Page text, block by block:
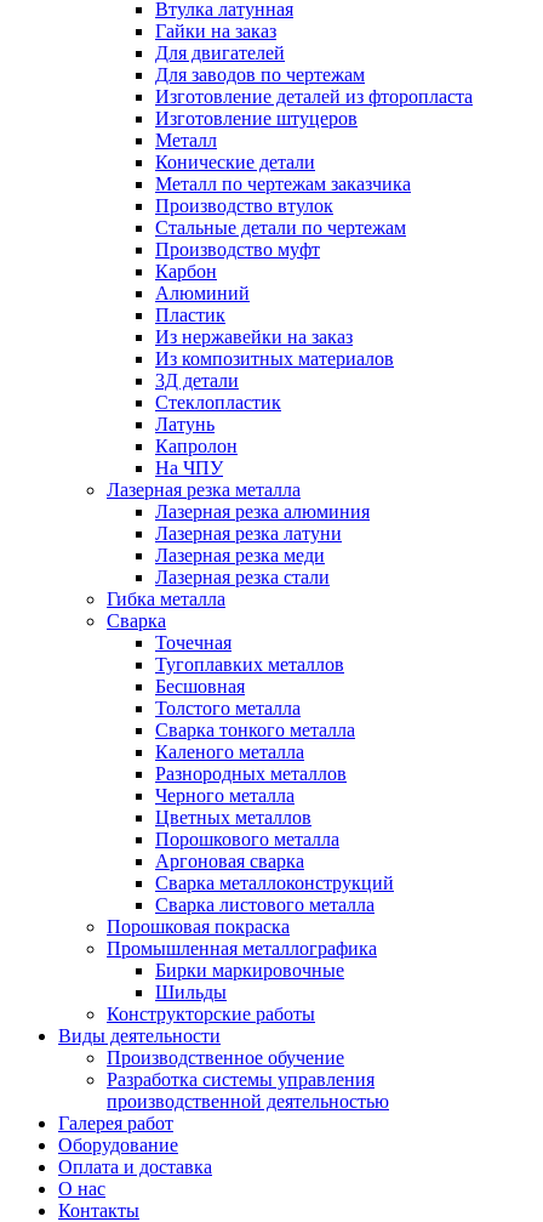
Втулка латунная
Гайки на заказ
Для двигателей
Для заводов по чертежам
Изготовление деталей из фторопласта
Изготовление штуцеров
Металл
Конические детали
Металл по чертежам заказчика
Производство втулок
Стальные детали по чертежам
Производство муфт
Карбон
Алюминий
Пластик
Из нержавейки на заказ
Из композитных материалов
3Д детали
Стеклопластик
Латунь
Капролон
На ЧПУ
Лазерная резка металла
Лазерная резка алюминия
Лазерная резка латуни
Лазерная резка меди
Лазерная резка стали
Гибка металла
Сварка
Точечная
Тугоплавких металлов
Бесшовная
Толстого металла
Сварка тонкого металла
Каленого металла
Разнородных металлов
Черного металла
Цветных металлов
Порошкового металла
Аргоновая сварка
Сварка металлоконструкций
Сварка листового металла
Порошковая покраска
Промышленная металлографика
Бирки маркировочные
Шильды
Конструкторские работы
Виды деятельности
Производственное обучение
Разработка системы управления
производственной деятельностью
Галерея работ
Оборудование
Оплата и доставка
О нас
Контакты